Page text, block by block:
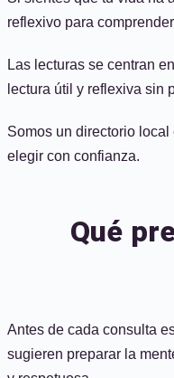
reflexivo para
Las lecturas se centran
lectura útil y reflexiva sin
Somos un directorio
elegir con confianza.
Qué
Antes de cada consulta
sugieren preparar la